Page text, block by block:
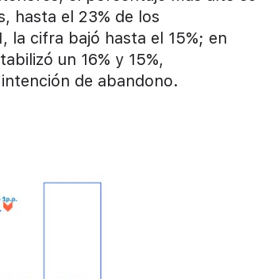
hasta el 23% de los
la cifra bajó hasta el 15%; en
un 16% y 15%,
de abandono.